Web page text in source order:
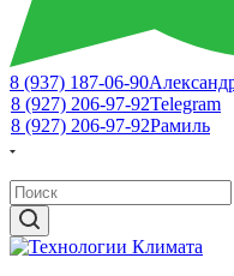
8 (937) 187-06-90
8 (927) 206-97-92Telegram
8 (927) 206-97-92Рамиль